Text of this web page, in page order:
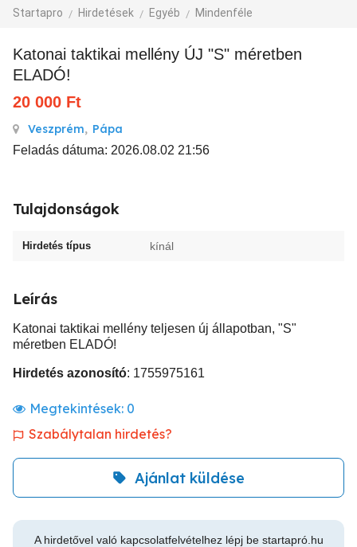
Startapro Hirdetések Egyéb Mindenféle
Katonai taktikai mellény ÚJ "S" méretben
ELADÓ!
20 000 Ft
Veszprém, Pápa
Feladás dátuma: 2026.08.02 21:56
Tulajdonságok
Hirdetés típus kínál
Leírás
Katonai taktikai mellény teljesen új állapotban, "S"
méretben ELADÓ!
Hirdetés azonosító: 1755975161
Megtekintések: 0
Szabálytalan hirdetés?
Ajánlat küldése
A hirdetővel való kapcsolatfelvételhez lépj be startapró.hu